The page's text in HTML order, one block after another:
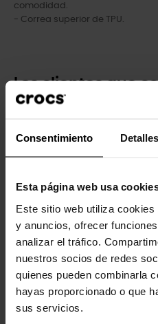
Consentimiento Detalles
Esta página web usa
Este sitio web utiliza
y anuncios, ofrecer
analizar el tráfico.
nuestros socios de redes
quienes pueden combinarla
hayas proporcionado o que
sus servicios.
comodidad.
- Correa superior de TPU.
Los clientes que
producto
Chanclas de mujer Mellow...
44,99 € 31,43 €